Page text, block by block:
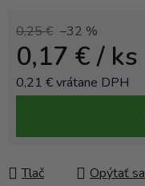
0,25 € –32 %
0,17 €/ ks
0,21 € vrátane DPH
Tlač Opýtať sa